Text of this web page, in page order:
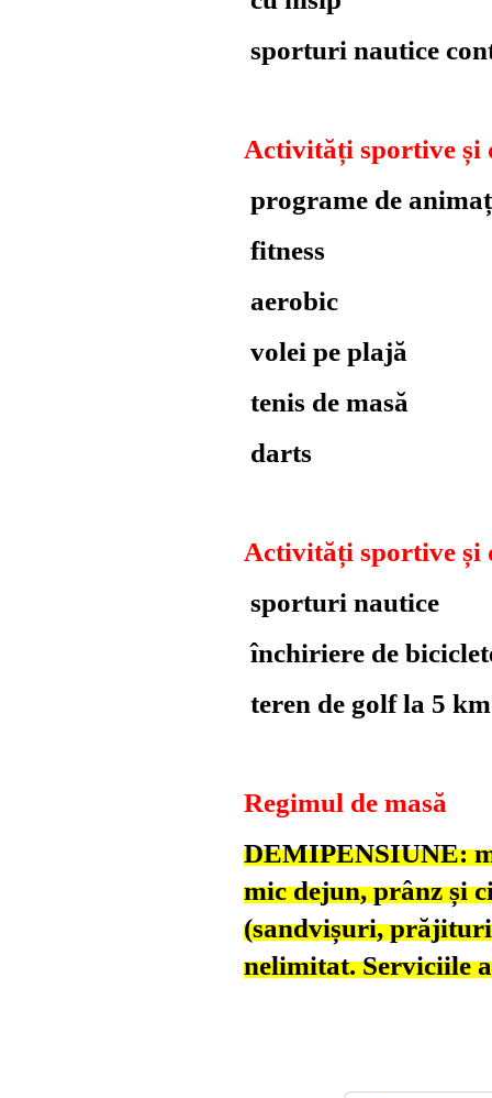
sporturi nautice
Activități sportive și
programe de
fitness
aerobic
volei pe plajă
tenis de masă
darts
Activități sportive și
sporturi nautice
închiriere de
teren de golf la 5 km
Regimul de masă
DEMIPENSIUNE:
mic dejun, prânz și
(sandvișuri,
nelimitat. Serviciile